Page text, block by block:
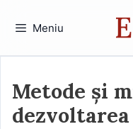
Meniu
Metode și